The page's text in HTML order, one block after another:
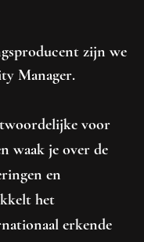
zijn we
Manager.
voor
waak je over de
en
het
erkende